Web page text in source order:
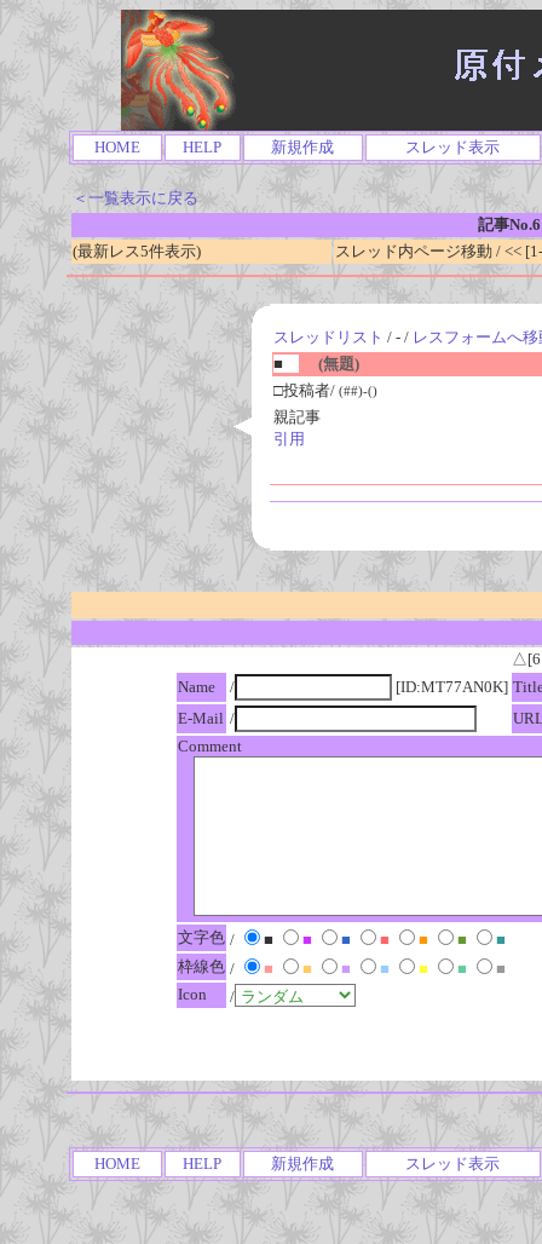
HOME HELP 新規作成 スレッド表示
＜一覧表示に戻る
記事
(最新レス5件表示)
スレッド内ページ移動 / <<
スレッドリスト / - / レスフォームへ移
■
(無題)
□投稿者/ (##)-()
親記事
引用
Name
/ [ID:MT77AN0K]
E-Mail /
Comment
文字色 / ■ ■ ■ ■ ■ ■
■
枠線色 / ■ ■ ■ ■ ■ ■
■
Icon
/
HOME HELP 新規作成 スレッド表示